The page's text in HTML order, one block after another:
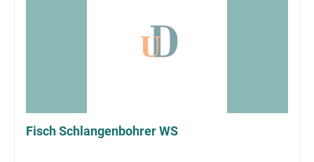
Fisch Schlangenbohrer WS